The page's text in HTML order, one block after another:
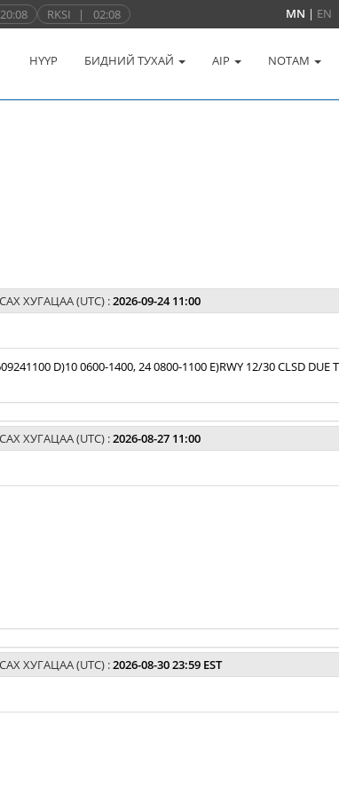
20:08 RKSI | 02:08 MN | EN
НҮҮР БИДНИЙ ТУХАЙ AIP NOTAM
ХУГАЦАА (UTC) :2026-09-24 11:00
D)10 0600-1400, 24 0800-1100 E)RWY 12/30 CLSD DUE
ХУГАЦАА (UTC) :2026-08-27 11:00
ХУГАЦАА (UTC) :2026-08-30 23:59 EST